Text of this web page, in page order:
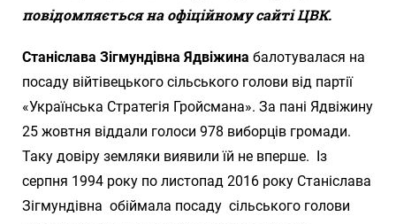
повідомляється на офіційному сайті ЦВК.
Станіслава Зігмундівна Ядвіжина балотувалася на
посаду війтівецького сільського голови від партії
«Українська Стратегія Гройсмана». За пані Ядвіжину
25 жовтня віддали голоси 978 виборців громади.
Таку довіру земляки виявили їй не вперше. Із
серпня 1994 року по листопад 2016 року Станіслава
Зігмундівна обіймала посаду сільського голови